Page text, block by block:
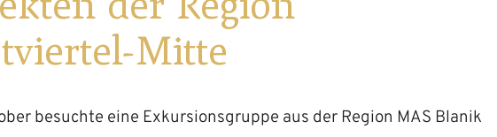
Mitte
besuchte eine Exkursionsgruppe aus der Region MAS Blanik